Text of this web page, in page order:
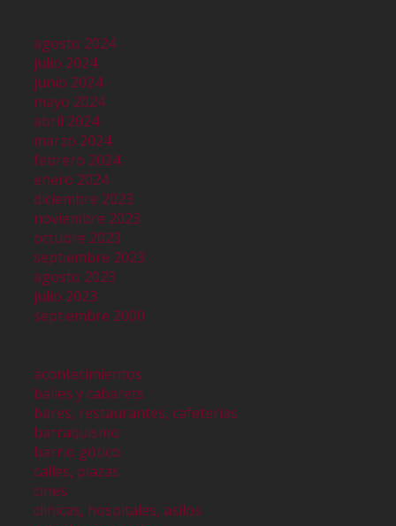
agosto 2024
julio 2024
junio 2024
mayo 2024
abril 2024
marzo 2024
febrero 2024
enero 2024
diciembre 2023
noviembre 2023
octubre 2023
septiembre 2023
agosto 2023
julio 2023
septiembre 2000
acontecimientos
bailes y cabarets
bares, restaurantes, cafeterías
barraquismo
barrio gótico
calles, plazas
cines
clinicas, hospitales, asilos